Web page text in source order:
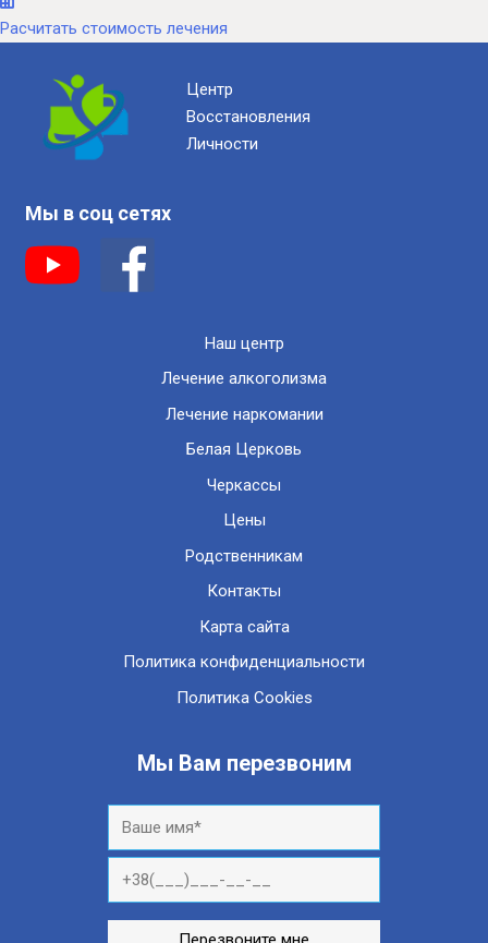
Расчитать стоимость лечения
Центр
Восстановления
Личности
Мы в соц сетях
Наш центр
Лечение алкоголизма
Лечение наркомании
Белая Церковь
Черкассы
Цены
Родственникам
Контакты
Карта сайта
Политика конфиденциальности
Политика Cookies
Мы Вам перезвоним